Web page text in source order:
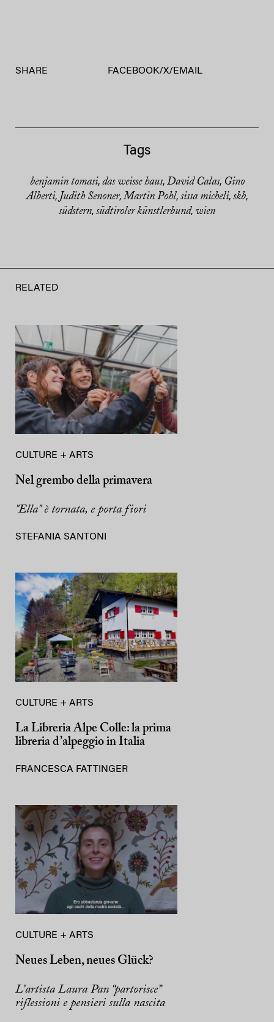
SHARE FACEBOOK/X/EMAIL
Tags
benjamin tomasi, das weisse haus, David Calas, Gino
Alberti, Judith Senoner, Martin Pohl, sissa micheli, skb,
südstern, südtiroler künstlerbund, wien
RELATED
CULTURE + ARTS
Nel grembo della primavera
"Ella" è tornata, e porta fiori
STEFANIA SANTONI
CULTURE + ARTS
La Libreria Alpe Colle: la prima
libreria d’alpeggio in Italia
FRANCESCA FATTINGER
CULTURE + ARTS
Neues Leben, neues Glück?
L’artista Laura Pan “partorisce”
riflessioni e pensieri sulla nascita